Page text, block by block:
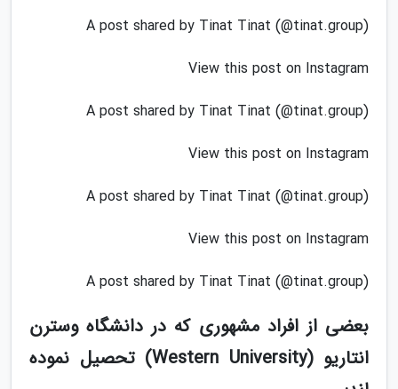
A post shared by Tinat Tinat (@tinat.group)
View this post on Instagram
A post shared by Tinat Tinat (@tinat.group)
View this post on Instagram
A post shared by Tinat Tinat (@tinat.group)
View this post on Instagram
A post shared by Tinat Tinat (@tinat.group)
بعضی از افراد مشهوری که در دانشگاه وسترن
انتاریو (Western University) تحصیل نموده